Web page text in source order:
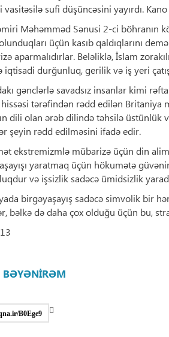
vasitəsilə sufi düşüncəsini yayırdı.
Məhəmməd Sənusi 2-ci böhranın
üçün kasıb qaldıqlarını
aparmalıdırlar. Beləliklə, İslam
iqtisadi durğunluq, gerilik və iş yeri
gənclərlə savadsız insanlar kimi
tərəfindən rədd edilən Britaniya
dili olan ərəb dilində təhsilə üstünlük
şeyin rədd edilməsini ifadə edir.
ekstremizmlə mübarizə üçün din
yaratmaq üçün hökumətə
və işsizlik sadəcə ümidsizlik
birgəyaşayış sadəcə simvolik bir
bəlkə də daha çox olduğu üçün bu,
BƏYƏNİRƏM
B0Ege9